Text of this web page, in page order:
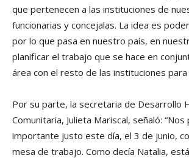
que pertenecen a las instituciones de
funcionarias y concejalas. La idea es
por lo que pasa en nuestro país, en
planificar el trabajo que se hace en
área con el resto de las instituciones
Por su parte, la secretaria de Desarrollo
Comunitaria, Julieta Mariscal, señaló: “Nos
importante justo este día, el 3 de junio,
mesa de trabajo. Como decía Natalia,